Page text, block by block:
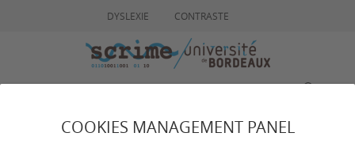
COOKIES MANAGEMENT PANEL
DYSLEXIE CONTRASTE